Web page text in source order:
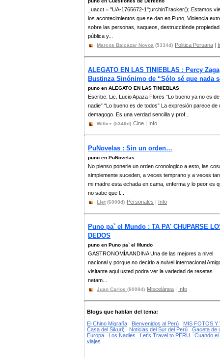
_uacct = "UA-1765672-1";urchinTracker(); Estamos
los acontecimientos que se dan en Puno, Violencia
sobre las personas, saqueos, destrucciónde propiedad
pública y...
Marcos Balcazar Novoa (5334d) Politica Peruana |
ALEGATO EN LAS TINIEBLAS : Percy Zaga
Bustinza Sinónimo de “Sólo sé que nada
puno en ALEGATO EN LAS TINIEBLAS
Escribe: Lic. Lucio Apaza Flores “Lo bueno ya no es de
nadie” “Lo bueno es de todos” La expresión parece de
demagogo. Es una verdad sencilla y prof...
Wilber (5349d) Cine | Info
PuNovelas : Sin un orden…
puno en PuNovelas
No pienso ponerle un orden cronologico a esto, las
simplemente suceden, a veces temprano y a veces
mi madre esta echada en cama, enferma y lo peor es
no sabe que l...
Liet (6008d) Personales | Info
Puno pa` el Mundo : TA PA' CHUPARSE
DEDOS
puno en Puno pa` el Mundo
GASTRONOMÍA ANDINA Una de las mejores a nivel
nacional y porque no decirlo a nuivel internacional
visitante aqui usted podra ver la variedad de resetas
netam...
Juan Carlos (6008d) Miscelánea | Info
Blogs que hablan del tema:
El Chino Migraña
Bienvenidos al Perú
MIS FOTOS Y
Casa del Sikuri)
Noticias del Sur del Perú
Gaceta de
Europa
Los Nadies Let's Travel to PERU
Cuando
viajes